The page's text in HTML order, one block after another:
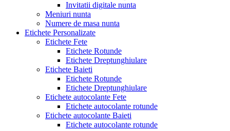
Invitatii digitale nunta
Meniuri nunta
Numere de masa nunta
Etichete Personalizate
Etichete Fete
Etichete Rotunde
Etichete Dreptunghiulare
Etichete Baieti
Etichete Rotunde
Etichete Dreptunghiulare
Etichete autocolante Fete
Etichete autocolante rotunde
Etichete autocolante Baieti
Etichete autocolante rotunde